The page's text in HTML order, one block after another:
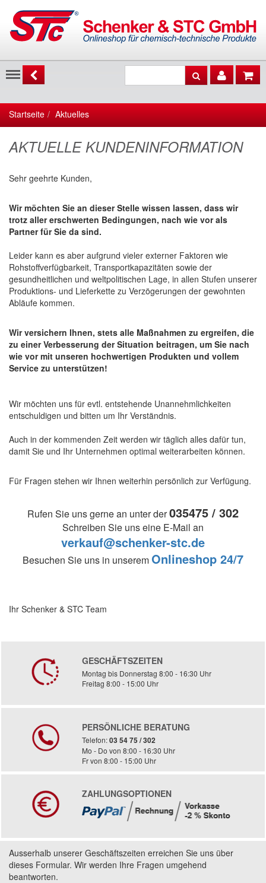
Menu
Startseite Aktuelles
AKTUELLE KUNDENINFORMATION
Sehr geehrte Kunden,
Wir möchten Sie an dieser Stelle wissen lassen, dass wir
trotz aller erschwerten Bedingungen, nach wie vor als
Partner für Sie da sind.
Leider kann es aber aufgrund vieler externer Faktoren wie
Rohstoffverfügbarkeit, Transportkapazitäten sowie der
gesundheitlichen und weltpolitischen Lage, in allen Stufen unserer
Produktions- und Lieferkette zu Verzögerungen der gewohnten
Abläufe kommen.
Wir versichern Ihnen, stets alle Maßnahmen zu ergreifen, die
zu einer Verbesserung der Situation beitragen, um Sie nach
wie vor mit unseren hochwertigen Produkten und vollem
Service zu unterstützen!
Wir möchten uns für evtl. entstehende Unannehmlichkeiten
entschuldigen und bitten um Ihr Verständnis.
Auch in der kommenden Zeit werden wir täglich alles dafür tun,
damit Sie und Ihr Unternehmen optimal weiterarbeiten können.
Für Fragen stehen wir Ihnen weiterhin persönlich zur Verfügung.
Rufen Sie uns gerne an unter der035475 / 302
Schreiben Sie uns eine E-Mail an
verkauf@schenker-stc.de
Besuchen Sie uns in unseremOnlineshop 24/7
Ihr Schenker & STC Team
GESCHÄFTSZEITEN
Montag bis Donnerstag 8:00 - 16:30 Uhr
Freitag 8:00 - 15:00 Uhr
PERSÖNLICHE BERATUNG
Telefon:03 54 75 / 302
Mo - Do von 8:00 - 16:30 Uhr
Fr von 8:00 - 15:00 Uhr
ZAHLUNGSOPTIONEN
Ausserhalb unserer Geschäftszeiten erreichen Sie uns über
dieses Formular. Wir werden Ihre Fragen umgehend
beantworten.